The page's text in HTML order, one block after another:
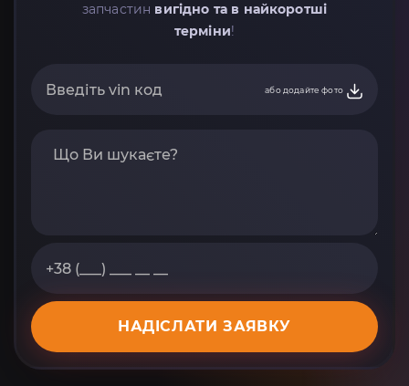
запчастин вигідно та в найкоротші
терміни!
або додайте фото
НАДІСЛАТИ ЗАЯВКУ